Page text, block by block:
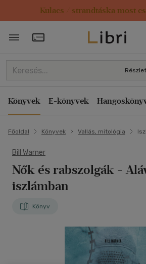
Kulacs / strandtáska most
Törzsvásárlói Kártya adatai
Könyvek E-könyvek
Főoldal Könyvek Vallás, mitológia
Bill Warner
Nők és rabszolgák -
iszlámban
Könyv